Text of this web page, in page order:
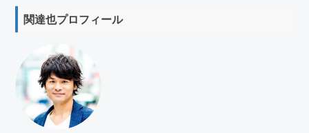
イ
ト
検
関達也プロフィール